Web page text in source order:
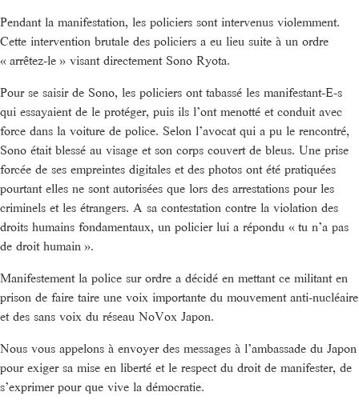
Pendant la manifestation, les policiers sont intervenus violemment.
Cette intervention brutale des policiers a eu lieu suite à un ordre
« arrêtez-le » visant directement Sono Ryota.
Pour se saisir de Sono, les policiers ont tabassé les manifestant-E-s
qui essayaient de le protéger, puis ils l’ont menotté et conduit avec
force dans la voiture de police. Selon l’avocat qui a pu le rencontré,
Sono était blessé au visage et son corps couvert de bleus. Une prise
forcée de ses empreintes digitales et des photos ont été pratiquées
pourtant elles ne sont autorisées que lors des arrestations pour les
criminels et les étrangers. A sa contestation contre la violation des
droits humains fondamentaux, un policier lui a répondu « tu n’a pas
de droit humain ».
Manifestement la police sur ordre a décidé en mettant ce militant en
prison de faire taire une voix importante du mouvement anti-nucléaire
et des sans voix du réseau NoVox Japon.
Nous vous appelons à envoyer des messages à l’ambassade du Japon
pour exiger sa mise en liberté et le respect du droit de manifester, de
s’exprimer pour que vive la démocratie.